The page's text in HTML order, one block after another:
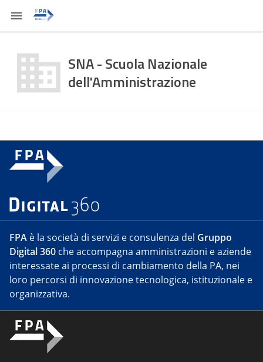
SNA - Scuola Nazionale
dell'Amministrazione
FPA è la società di servizi e consulenza del Gruppo
Digital 360 che accompagna amministrazioni e aziende
interessate ai processi di cambiamento della PA, nei
loro percorsi di innovazione tecnologica, istituzionale e
organizzativa.